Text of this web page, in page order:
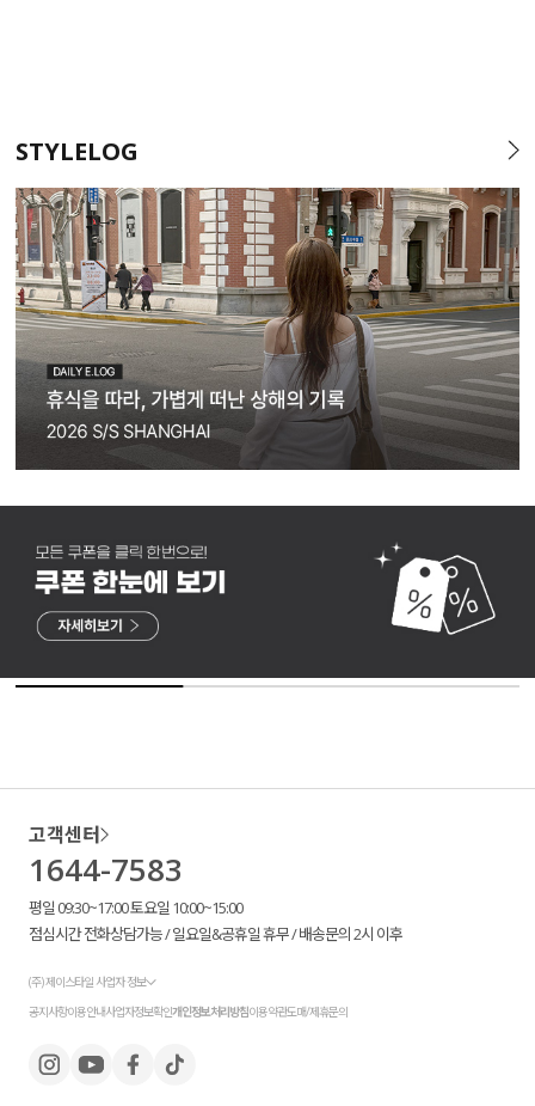
STYLELOG
고객센터
1644-7583
평일 09:30~17:00 토요일 10:00~15:00
점심시간 전화상담가능 / 일요일&공휴일 휴무 / 배송문의 2시 이후
(주) 제이스타일 사업자 정보
공지사항이용안내사업자정보확인개인정보처리방침이용약관도매/제휴문의